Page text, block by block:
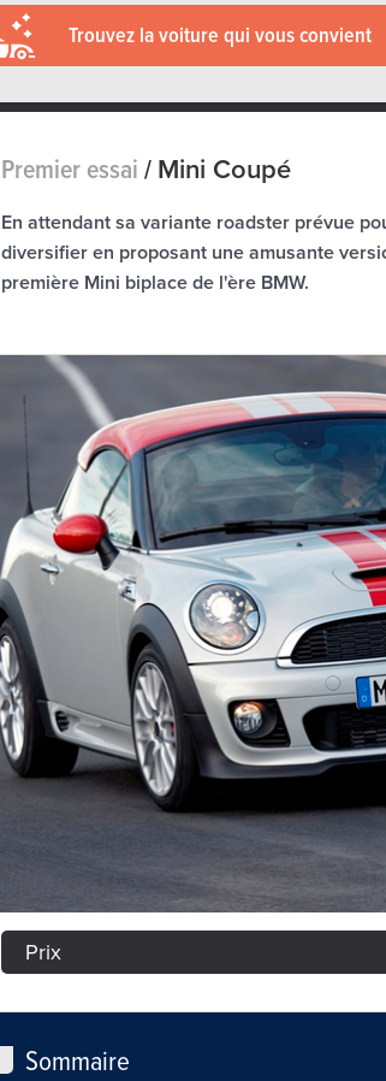
Trouvez la voiture qui vous convient
Premier essai/Mini Coupé
En attendant sa variante roadster prévue
diversifier en proposant une amusante
première Mini biplace de l'ère BMW.
Prix
Sommaire